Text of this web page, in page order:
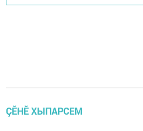
ÇӖНӖ ХЫПАРСЕМ